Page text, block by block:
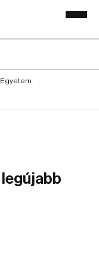
legújabb